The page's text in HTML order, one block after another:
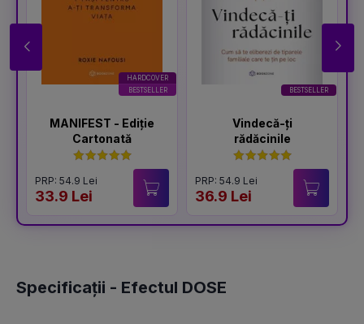
HARDCOVER
BESTSELLER
MANIFEST - Ediție
Cartonată
PRP: 54.9 Lei
33.9 Lei
BESTSELLER
Vindecă-ți
rădăcinile
PRP: 54.9 Lei
36.9 Lei
Specificații - Efectul DOSE